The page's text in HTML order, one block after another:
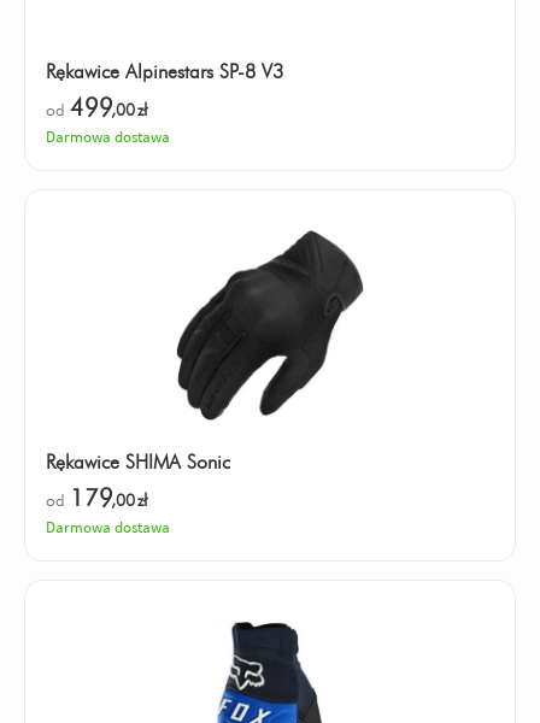
Rękawice Alpinestars SP-8 V3
od 499,00zł
Darmowa dostawa
Rękawice SHIMA Sonic
od 179,00zł
Darmowa dostawa